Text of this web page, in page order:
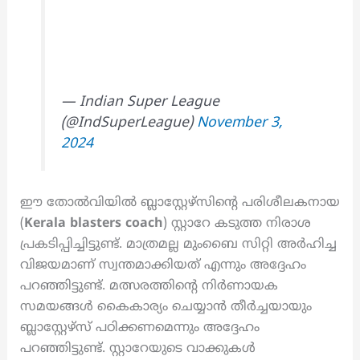
— Indian Super League
(@IndSuperLeague)November 3,
2024
ഈ തോൽവിയിൽ ബ്ലാസ്റ്റേഴ്സിന്റെ പരിശീലകനായ
(Kerala blasters coach) സ്റ്റാറേ കടുത്ത നിരാശ
പ്രകടിപ്പിച്ചിട്ടുണ്ട്. മാത്രമല്ല മുംബൈ സിറ്റി അർഹിച്ച
വിജയമാണ് സ്വന്തമാക്കിയത് എന്നും അദ്ദേഹം
പറഞ്ഞിട്ടുണ്ട്. മത്സരത്തിന്റെ നിർണായക
സമയങ്ങൾ കൈകാര്യം ചെയ്യാൻ തീർച്ചയായും
ബ്ലാസ്റ്റേഴ്സ് പഠിക്കണമെന്നും അദ്ദേഹം
പറഞ്ഞിട്ടുണ്ട്. സ്റ്റാറേയുടെ വാക്കുകൾ